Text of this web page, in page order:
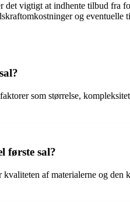
vigtigt at indhente tilbud fra
og
som størrelse,
første sal?
af materialerne og